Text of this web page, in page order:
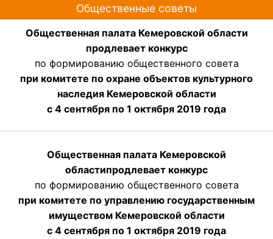
Общественные советы
Общественная палата Кемеровской области
продлевает конкурс
по формированию общественного совета
при комитете по охране объектов культурного
наследия Кемеровской области
с 4 сентября по 1 октября 2019 года
Общественная палата Кемеровской
областипродлевает конкурс
по формированию общественного совета
при комитете по управлению государственным
имуществом Кемеровской области
с 4 сентября по 1 октября 2019 года